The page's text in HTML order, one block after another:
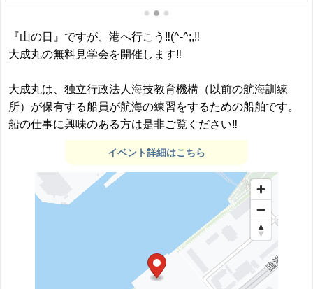
『山の日』ですが、港へ行こう‼(^-^;,‼
大成丸の無料見学会を開催します‼
大成丸は、独立行政法人海技教育機構（以前の航海訓練
所）が保有する船員が航海の練習をするための船舶です。
船の仕事に興味のある方は是非ご覧ください‼
イベント詳細はこちら